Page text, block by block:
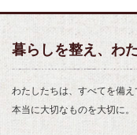
暮らしを整え、わ
わたしたちは、すべてを備
本当に大切なものを大切に。